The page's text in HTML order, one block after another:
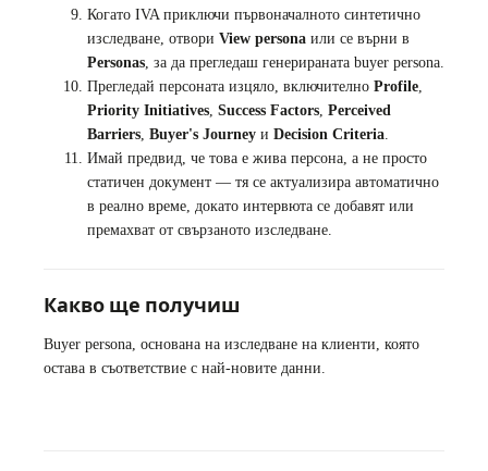
Когато IVA приключи първоначалното синтетично
изследване, отвори View persona или се върни в
Personas , за да прегледаш генерираната buyer persona.
Прегледай персоната изцяло, включително Profile
Priority Initiatives Success Factors Perceived
Barriers Buyer's Journey и Decision Criteria
Имай предвид, че това е жива персона, а не просто
статичен документ — тя се актуализира автоматично
в реално време, докато интервюта се добавят или
премахват от свързаното изследване.
Какво ще получиш
Buyer persona, основана на изследване на клиенти, която
остава в съответствие с най-новите данни.